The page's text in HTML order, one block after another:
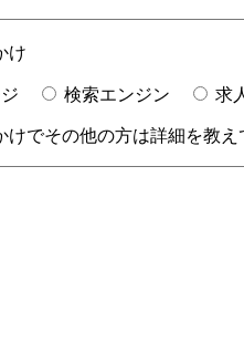
け
検索エンジン 求
けでその他の方は詳細を教え